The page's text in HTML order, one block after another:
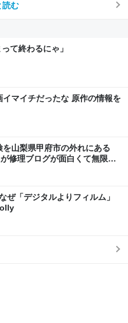
読む
て終わるにゃ」
マイチだったな 原作の情報を
山梨県甲府市の外れにある
修理ブログが面白くて無限に
ぜ「デジタルよりフィルム」